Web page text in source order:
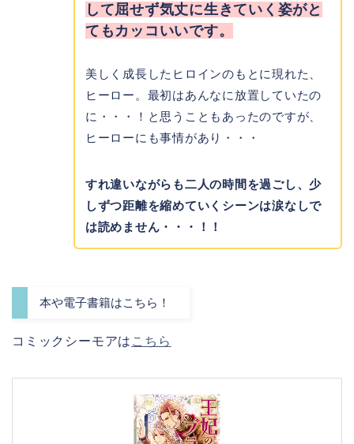
して屈せず気丈に生きていく姿がと
てもカッコいいです。
美しく成長したヒロインのもとに現れた、
ヒーロー。最初はあんなに放置していたの
に・・・！と思うこともあったのですが、
ヒーローにも事情があり・・・
すれ違いながらも二人の時間を過ごし、少
しずつ距離を縮めていくシーンは涙なしで
は読めません・・・！！
本や電子書籍はこちら！
コミックシーモアは こちら